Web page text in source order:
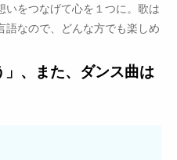
いをつなげて心を１つに。歌は
語なので、どんな方でも楽しめ
、また、ダンス曲は